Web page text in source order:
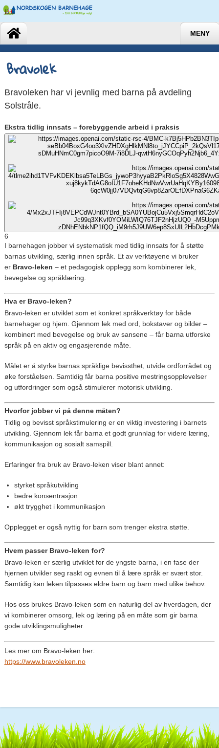
MENY
Bravolek
Bravoleken har vi jevnlig med barna på avdeling
Solstråle.
Ekstra tidlig innsats – forebyggende arbeid i praksis
6
I barnehagen jobber vi systematisk med tidlig innsats for å støtte
barnas utvikling, særlig innen språk. Et av verktøyene vi bruker
er Bravo-leken – et pedagogisk opplegg som kombinerer lek,
bevegelse og språklæring.
Hva er Bravo-leken?
Bravo-leken er utviklet som et konkret språkverktøy for både
barnehager og hjem. Gjennom lek med ord, bokstaver og bilder –
kombinert med bevegelse og bruk av sansene – får barna utforske
språk på en aktiv og engasjerende måte.
Målet er å styrke barnas språklige bevissthet, utvide ordforrådet og
øke forståelsen. Samtidig får barna positive mestringsopplevelser
og utfordringer som også stimulerer motorisk utvikling.
Hvorfor jobber vi på denne måten?
Tidlig og bevisst språkstimulering er en viktig investering i barnets
utvikling. Gjennom lek får barna et godt grunnlag for videre læring,
kommunikasjon og sosialt samspill.
Erfaringer fra bruk av Bravo-leken viser blant annet:
styrket språkutvikling
bedre konsentrasjon
økt trygghet i kommunikasjon
Opplegget er også nyttig for barn som trenger ekstra støtte.
Hvem passer Bravo-leken for?
Bravo-leken er særlig utviklet for de yngste barna, i en fase der
hjernen utvikler seg raskt og evnen til å lære språk er svært stor.
Samtidig kan leken tilpasses eldre barn og barn med ulike behov.
Hos oss brukes Bravo-leken som en naturlig del av hverdagen, der
vi kombinerer omsorg, lek og læring på en måte som gir barna
gode utviklingsmuligheter.
Les mer om Bravo-leken her:
https://www.bravoleken.no